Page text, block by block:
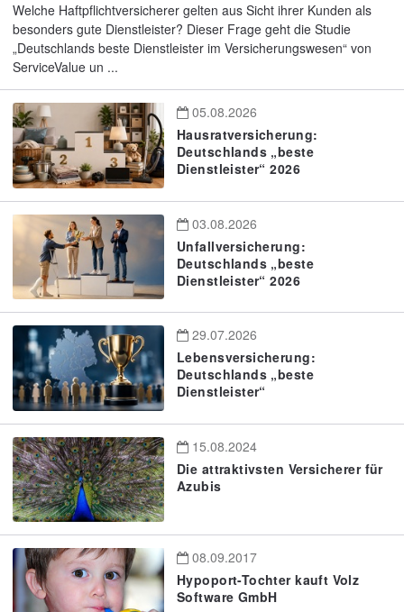
Welche Haftpflichtversicherer gelten aus Sicht ihrer Kunden als
besonders gute Dienstleister? Dieser Frage geht die Studie
„Deutschlands beste Dienstleister im Versicherungswesen“ von
ServiceValue un ...
05.08.2026
Hausratversicherung:
Deutschlands „beste
Dienstleister“ 2026
03.08.2026
Unfallversicherung:
Deutschlands „beste
Dienstleister“ 2026
29.07.2026
Lebensversicherung:
Deutschlands „beste
Dienstleister“
15.08.2024
Die attraktivsten Versicherer für
Azubis
08.09.2017
Hypoport-Tochter kauft Volz
Software GmbH